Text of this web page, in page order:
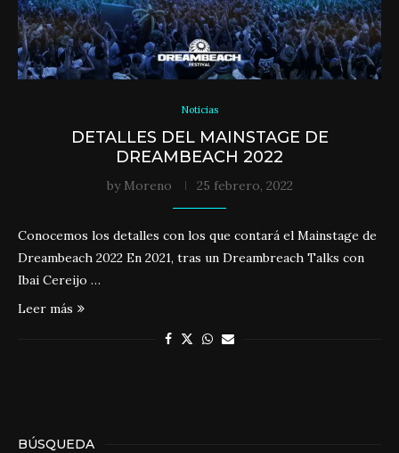
Noticias
DETALLES DEL MAINSTAGE DE
DREAMBEACH 2022
by Moreno 25 febrero, 2022
Conocemos los detalles con los que contará el Mainstage de
Dreambeach 2022 En 2021, tras un Dreambreach Talks con
Ibai Cereijo …
Leer más
BÚSQUEDA